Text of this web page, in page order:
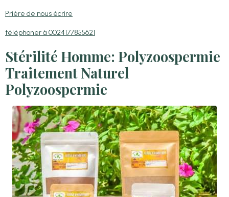
Prière de nous écrire
téléphoner à 0024177855621
Stérilité Homme: Polyzoospermie
Traitement Naturel
Polyzoospermie